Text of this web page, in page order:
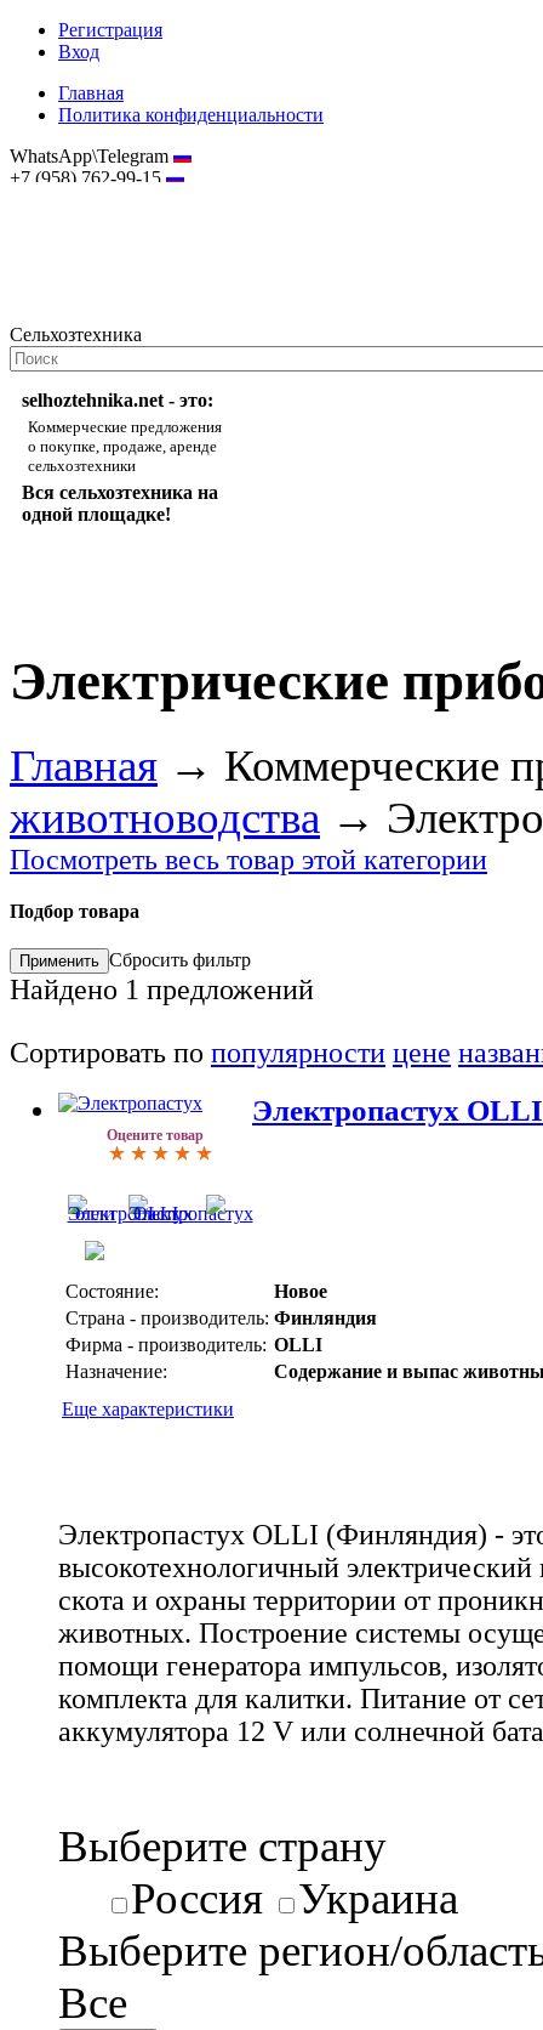
Регистрация
Вход
Главная
Политика конфиденциальности
WhatsApp\Telegram
+7 (958) 762-99-15
Сельхозтехника
selhoztehnika.net - это:
Коммерческие предложения
о покупке, продаже, аренде
сельхозтехники
Вся сельхозтехника на
одной площадке!
Электрические
Главная → Коммерческие
животноводства →
Посмотреть весь товар этой категории
Подбор товара
Сбросить фильтр
Найдено 1 предложений
Сортировать по популярности цене
Оцените товар
Электропастух OLLI
Состояние:
Новое
Страна - производитель: Финляндия
Фирма - производитель: OLLI
Назначение:
Содержание и выпас
Еще характеристики
Электропастух OLLI (Финляндия) -
высокотехнологичный
скота и охраны территории от
животных. Построение системы
помощи генератора импульсов,
комплекта для калитки. Питание от
аккумулятора 12 V или солнечной
Выберите страну
Россия
Украина
Выберите регион/
Все